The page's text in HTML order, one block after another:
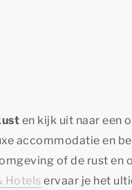
en kijk uit naar een
accommodatie en
of de rust en
Hotels ervaar je het